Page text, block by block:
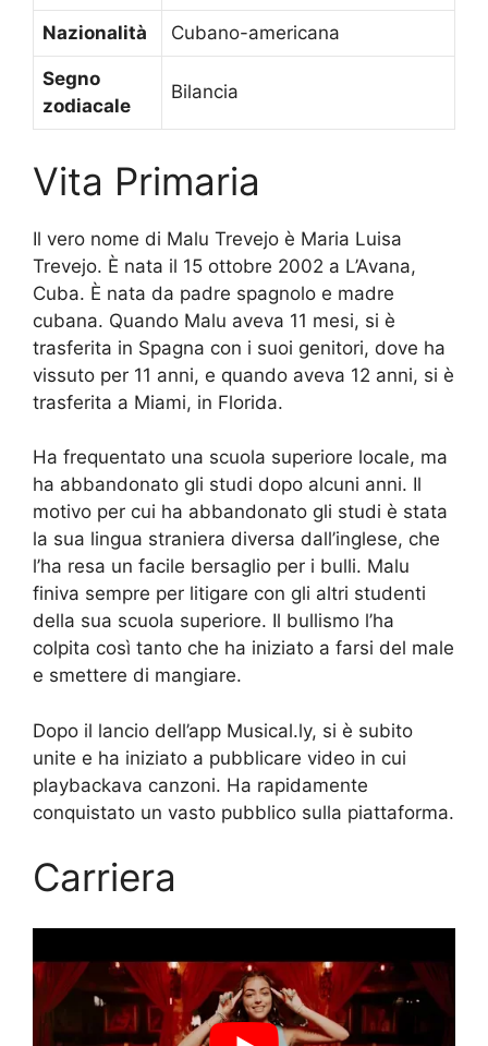
Nazionalità Cubano-americana
Segno
zodiacale
Bilancia
Vita Primaria
Il vero nome di Malu Trevejo è Maria Luisa
Trevejo. È nata il 15 ottobre 2002 a L’Avana,
Cuba. È nata da padre spagnolo e madre
cubana. Quando Malu aveva 11 mesi, si è
trasferita in Spagna con i suoi genitori, dove ha
vissuto per 11 anni, e quando aveva 12 anni, si è
trasferita a Miami, in Florida.
Ha frequentato una scuola superiore locale, ma
ha abbandonato gli studi dopo alcuni anni. Il
motivo per cui ha abbandonato gli studi è stata
la sua lingua straniera diversa dall’inglese, che
l’ha resa un facile bersaglio per i bulli. Malu
finiva sempre per litigare con gli altri studenti
della sua scuola superiore. Il bullismo l’ha
colpita così tanto che ha iniziato a farsi del male
e smettere di mangiare.
Dopo il lancio dell’app Musical.ly, si è subito
unite e ha iniziato a pubblicare video in cui
playbackava canzoni. Ha rapidamente
conquistato un vasto pubblico sulla piattaforma.
Carriera